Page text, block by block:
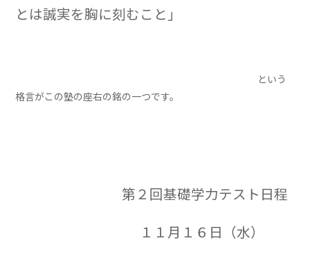
とは誠実を胸に刻むこと」
という
格言がこの塾の座右の銘の一つです。
第２回基礎学力テスト日程
１１月１６日（水）